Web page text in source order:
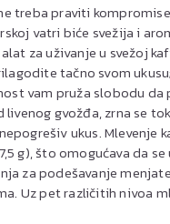
treba praviti
vatri biće svežija i
za uživanje u svežoj
tačno svom
vam pruža slobodu da
gvožđa, zrna se
ukus. Mlevenje
g), što omogućava da se
za podešavanje
Uz pet različitih nivoa